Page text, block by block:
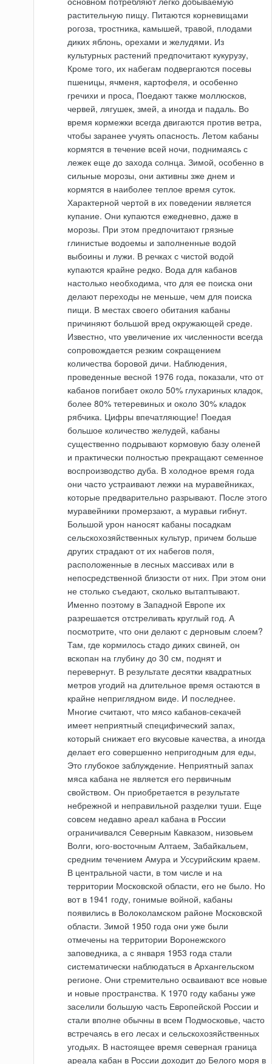
растительную пищу. Питаются корневищами
рогоза, тростника, камышей, травой, плодами
диких яблонь, орехами и желудями. Из
культурных растений предпочитают кукурузу,
Кроме того, их набегам подвергаются посевы
пшеницы, ячменя, картофеля, и особенно
гречихи и проса, Поедают также моллюсков,
червей, лягушек, змей, а иногда и падаль. Во
время кормежки всегда двигаются против ветра,
чтобы заранее учуять опасность. Летом кабаны
кормятся в течение всей ночи, поднимаясь с
лежек еще до захода солнца. Зимой, особенно в
сильные морозы, они активны зже днем и
кормятся в наиболее теплое время суток.
Характерной чертой в их поведении является
купание. Они купаются ежедневно, даже в
морозы. При этом предпочитают грязные
глинистые водоемы и заполненные водой
выбоины и лужи. В речках с чистой водой
купаются крайне редко. Вода для кабанов
настолько необходима, что для ее поиска они
делают переходы не меньше, чем для поиска
пищи. В местах своего обитания кабаны
причиняют большой вред окружающей среде.
Известно, что увеличение их численности всегда
сопровождается резким сокращением
количества боровой дичи. Наблюдения,
проведенные весной 1976 года, показали, что от
кабанов погибает около 50% глухариных кладок,
более 80% тетеревиных и около 30% кладок
рябчика. Цифры впечатляющие! Поедая
большое количество желудей, кабаны
существенно подрывают кормовую базу оленей
и практически полностью прекращают семенное
воспроизводство дуба. В холодное время года
они часто устраивают лежки на муравейниках,
которые предварительно разрывают. После этого
муравейники промерзают, а муравьи гибнут.
Большой урон наносят кабаны посадкам
сельскохозяйственных культур, причем больше
других страдают от их набегов поля,
расположенные в лесных массивах или в
непосредственной близости от них. При этом они
не столько съедают, сколько вытаптывают.
Именно поэтому в Западной Европе их
разрешается отстреливать круглый год. А
посмотрите, что они делают с дерновым слоем?
Там, где кормилось стадо диких свиней, он
вскопан на глубину до 30 см, поднят и
перевернут. В результате десятки квадратных
метров угодий на длительное время остаются в
крайне неприглядном виде. И последнее.
Многие считают, что мясо кабанов-секачей
имеет неприятный специфический запах,
который снижает его вкусовые качества, а иногда
делает его совершенно непригодным для еды,
Это глубокое заблуждение. Неприятный запах
мяса кабана не является его первичным
свойством. Он приобретается в результате
небрежной и неправильной разделки туши. Еще
совсем недавно ареал кабана в России
ограничивался Северным Кавказом, низовьем
Волги, юго-восточным Алтаем, Забайкальем,
средним течением Амура и Уссурийским краем.
В центральной части, в том числе и на
территории Московской области, его не было. Но
вот в 1941 году, гонимые войной, кабаны
появились в Волоколамском районе Московской
области. Зимой 1950 года они уже были
отмечены на территории Воронежского
заповедника, а с января 1953 года стали
систематически наблюдаться в Архангельском
регионе. Они стремительно осваивают все новые
и новые пространства. К 1970 году кабаны уже
заселили большую часть Европейской России и
стали вполне обычны в всем Подмосковье, часто
встречаясь в его лесах и сельскохозяйственных
угодьях. В настоящее время северная граница
ареала кабан в России доходит до Белого моря в